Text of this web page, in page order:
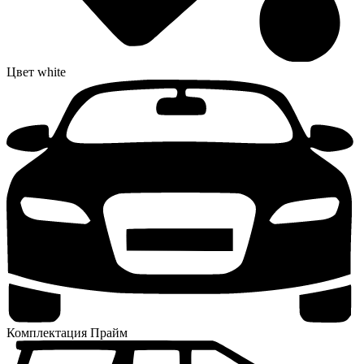
Цвет white
Комплектация Прайм